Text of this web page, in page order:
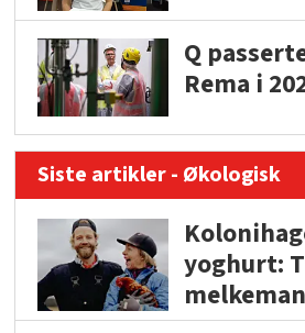
Q
Rema i
Siste artikler - Økologisk
yoghurt: